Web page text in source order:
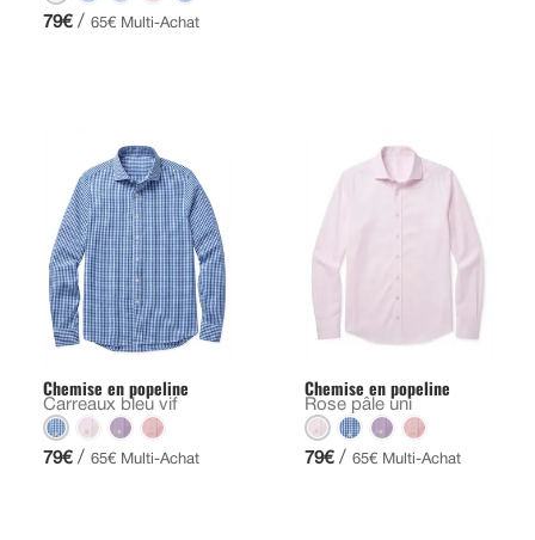
79€ / 65€ Multi-Achat
Chemise en popeline
Carreaux bleu vif
79€ / 65€ Multi-Achat
Chemise en popeline
Rose pâle uni
79€ / 65€ Multi-Achat